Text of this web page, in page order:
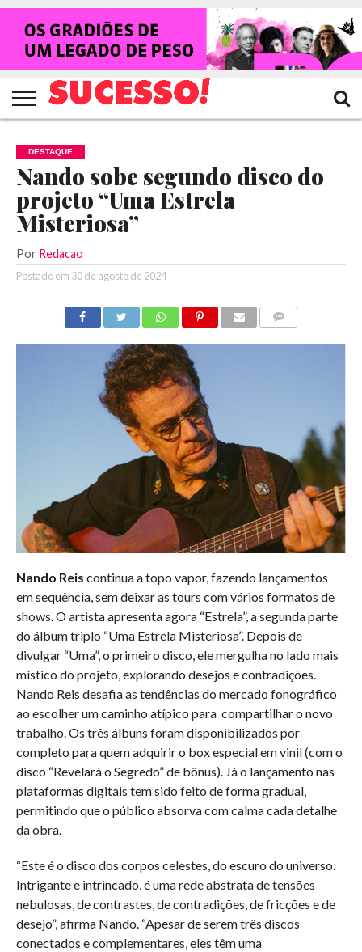
HOME
NOTÍCIAS
SHOWS
ENTREVISTAS
CLIQUES
RANKING
CROWLEY
TV
SUCESSO!
REVISTA
SUCESSO!
DESTAQUE
Nando sobe segundo disco do
projeto “Uma Estrela
Misteriosa”
Por Redacao
Postado em 30 de agosto de 2024
Nando Reis continua a topo vapor, fazendo lançamentos
em sequência, sem deixar as tours com vários formatos de
shows. O artista apresenta agora “Estrela”, a segunda parte
do álbum triplo “Uma Estrela Misteriosa”. Depois de
divulgar “Uma”, o primeiro disco, ele mergulha no lado mais
místico do projeto, explorando desejos e contradições.
Nando Reis desafia as tendências do mercado fonográfico
ao escolher um caminho atípico para compartilhar o novo
trabalho. Os três álbuns foram disponibilizados por
completo para quem adquirir o box especial em vinil (com o
disco “Revelará o Segredo” de bônus). Já o lançamento nas
plataformas digitais tem sido feito de forma gradual,
permitindo que o público absorva com calma cada detalhe
da obra.
“Este é o disco dos corpos celestes, do escuro do universo.
Intrigante e intrincado, é uma rede abstrata de tensões
nebulosas, de contrastes, de contradições, de fricções e de
desejo”, afirma Nando. “Apesar de serem três discos
conectados e complementares, eles têm uma